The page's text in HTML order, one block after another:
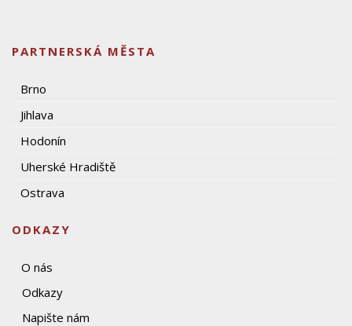
PARTNERSKÁ MĚSTA
Brno
Jihlava
Hodonín
Uherské Hradiště
Ostrava
ODKAZY
O nás
Odkazy
Napište nám